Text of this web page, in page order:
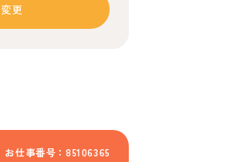
更
お仕事番号：85106365